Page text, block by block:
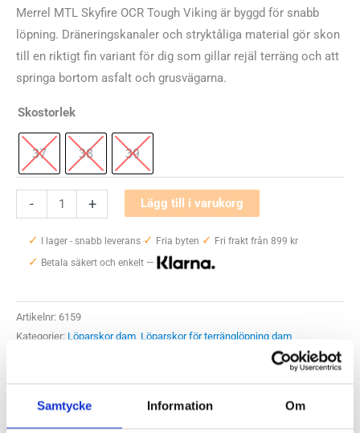
Samtycke Information Om
Merrel MTL Skyfire OCR Tough Viking är byggd för snabb
löpning. Dräneringskanaler och stryktåliga material gör skon
till en riktigt fin variant för dig som gillar rejäl terräng och att
springa bortom asfalt och grusvägarna.
Skostorlek
37 38 39
-
MTL
Skyfire
OCR
Dam
+ Lägg till i varukorg
✓ I lager - snabb leverans ✓ Fria byten ✓ Fri frakt från 899 kr
✓ Betala säkert och enkelt —
Artikelnr: 6159
Kategorier: Löparskor dam Löparskor för terränglöpning dam
Saldo weblager. För aktuellt butikssaldo, kontakta din närmstabutik.
Produktegenskaper